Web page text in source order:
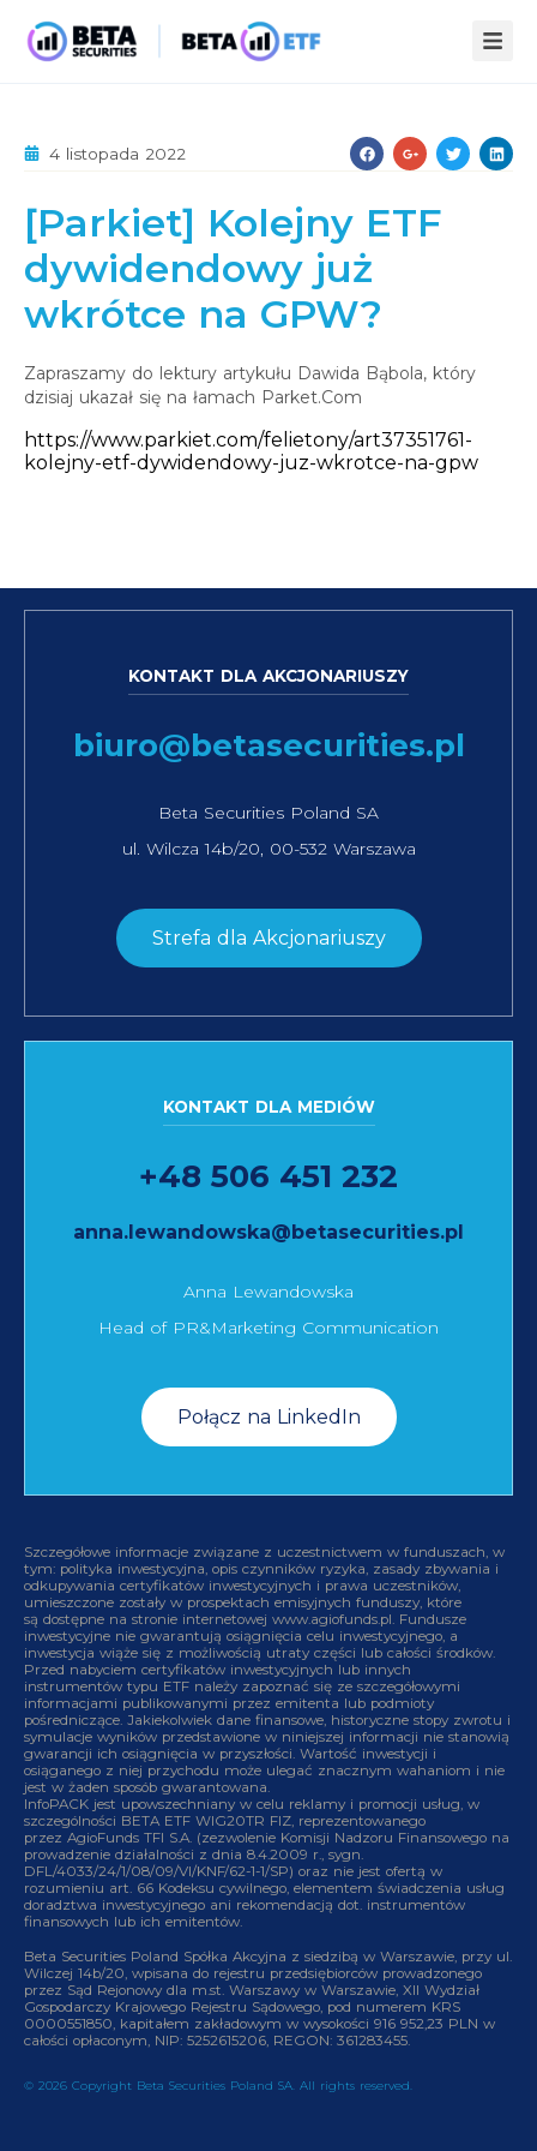
STREFA WIEDZY
INFOPACK
KOMPENDIUM
STATYSTYKI
O NAS
AKTUALNOŚCI
PUBLIKACJE
KONTAKT
4 listopada 2022
[Parkiet] Kolejny ETF
dywidendowy już
wkrótce na GPW?
Zapraszamy do lektury artykułu Dawida Bąbola, który
dzisiaj ukazał się na łamach Parket.Com
https://www.parkiet.com/felietony/art37351761-
kolejny-etf-dywidendowy-juz-wkrotce-na-gpw
KONTAKT DLA AKCJONARIUSZY
biuro@betasecurities.pl
Beta Securities Poland SA
ul. Wilcza 14b/20, 00-532 Warszawa
Strefa dla Akcjonariuszy
KONTAKT DLA MEDIÓW
+48 506 451 232
anna.lewandowska@betasecurities.pl
Anna Lewandowska
Head of PR&Marketing Communication
Połącz na LinkedIn
Szczegółowe informacje związane z uczestnictwem w funduszach, w
tym: polityka inwestycyjna, opis czynników ryzyka, zasady zbywania i
odkupywania certyfikatów inwestycyjnych i prawa uczestników,
umieszczone zostały w prospektach emisyjnych funduszy, które
są dostępne na stronie internetowej www.agiofunds.pl. Fundusze
inwestycyjne nie gwarantują osiągnięcia celu inwestycyjnego, a
inwestycja wiąże się z możliwością utraty części lub całości środków.
Przed nabyciem certyfikatów inwestycyjnych lub innych
instrumentów typu ETF należy zapoznać się ze szczegółowymi
informacjami publikowanymi przez emitenta lub podmioty
pośredniczące. Jakiekolwiek dane finansowe, historyczne stopy zwrotu i
symulacje wyników przedstawione w niniejszej informacji nie stanowią
gwarancji ich osiągnięcia w przyszłości. Wartość inwestycji i
osiąganego z niej przychodu może ulegać znacznym wahaniom i nie
jest w żaden sposób gwarantowana.
InfoPACK jest upowszechniany w celu reklamy i promocji usług, w
szczególności BETA ETF WIG20TR FIZ, reprezentowanego
przez AgioFunds TFI S.A. (zezwolenie Komisji Nadzoru Finansowego na
prowadzenie działalności z dnia 8.4.2009 r., sygn.
DFL/4033/24/1/08/09/VI/KNF/62-1-1/SP) oraz nie jest ofertą w
rozumieniu art. 66 Kodeksu cywilnego, elementem świadczenia usług
doradztwa inwestycyjnego ani rekomendacją dot. instrumentów
finansowych lub ich emitentów.
Beta Securities Poland Spółka Akcyjna z siedzibą w Warszawie, przy ul.
Wilczej 14b/20, wpisana do rejestru przedsiębiorców prowadzonego
przez Sąd Rejonowy dla m.st. Warszawy w Warszawie, XII Wydział
Gospodarczy Krajowego Rejestru Sądowego, pod numerem KRS
0000551850, kapitałem zakładowym w wysokości 916 952,23 PLN w
całości opłaconym, NIP: 5252615206, REGON: 361283455.
© 2026 Copyright Beta Securities Poland SA. All rights reserved.